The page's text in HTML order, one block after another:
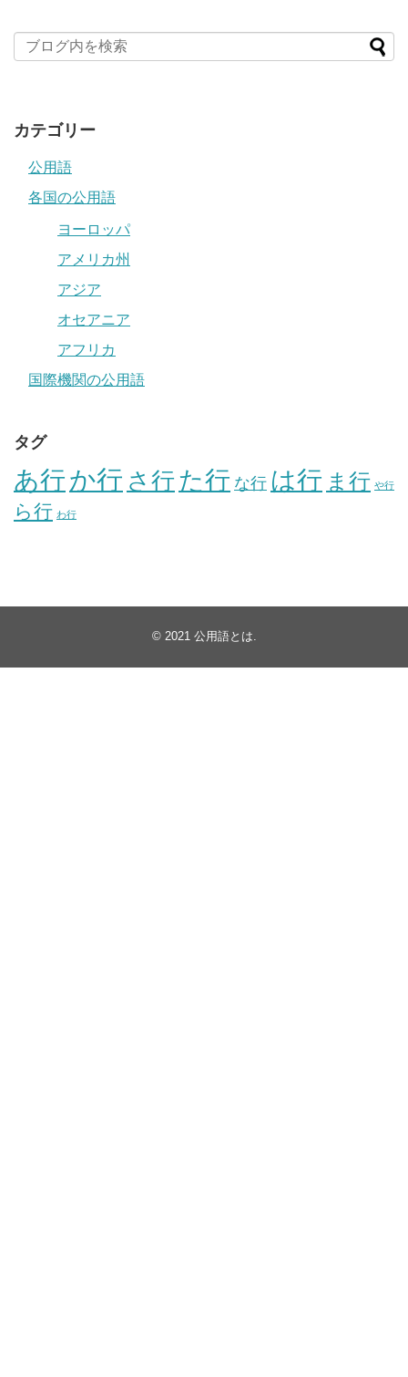
カテゴリー
公用語
各国の公用語
ヨーロッパ
アメリカ州
アジア
オセアニア
アフリカ
国際機関の公用語
タグ
あ行か行 さ行た行 な行 は行 ま行 や行
ら行 わ行
© 2021 公用語とは.